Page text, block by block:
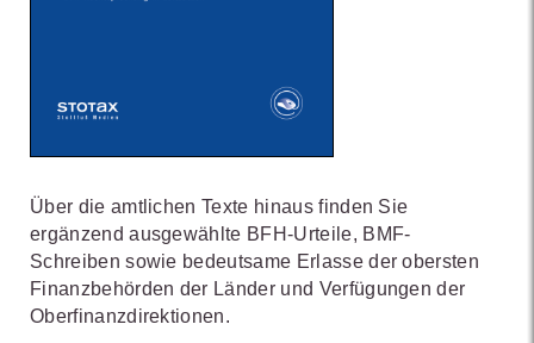
Über die amtlichen Texte hinaus finden Sie
ergänzend ausgewählte BFH-Urteile, BMF-
Schreiben sowie bedeutsame Erlasse der obersten
Finanzbehörden der Länder und Verfügungen der
Oberfinanzdirektionen.